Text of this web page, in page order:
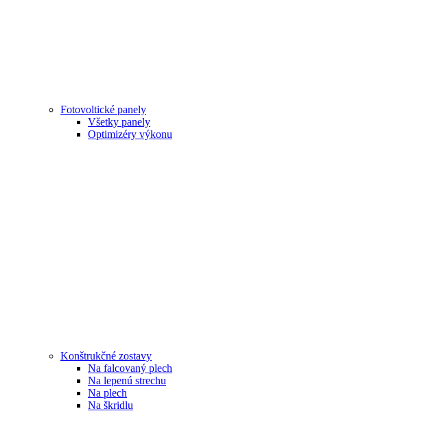
Fotovoltické panely
Všetky panely
Optimizéry výkonu
Konštrukčné zostavy
Na falcovaný plech
Na lepenú strechu
Na plech
Na škridlu